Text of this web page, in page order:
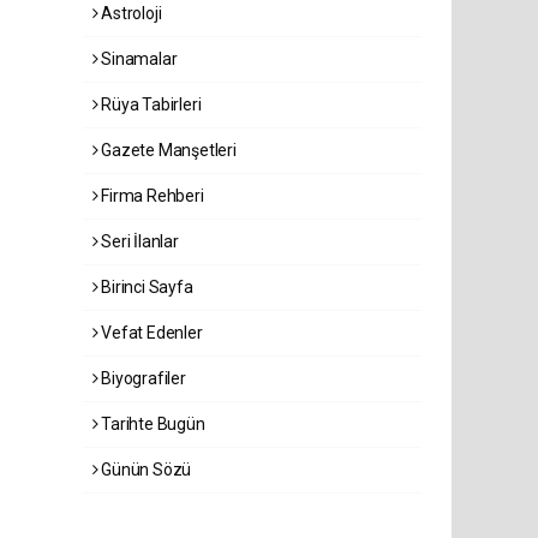
Astroloji
Sinamalar
Rüya Tabirleri
Gazete Manşetleri
Firma Rehberi
Seri İlanlar
Birinci Sayfa
Vefat Edenler
Biyografiler
Tarihte Bugün
Günün Sözü